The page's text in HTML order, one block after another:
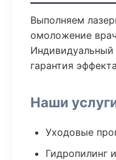
Выполняем
омоложение
гарантия
Наши
Уходовые
Гидропилинг